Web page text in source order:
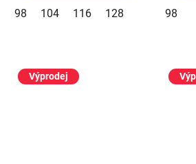
98 104 116 128 98
Výprodej